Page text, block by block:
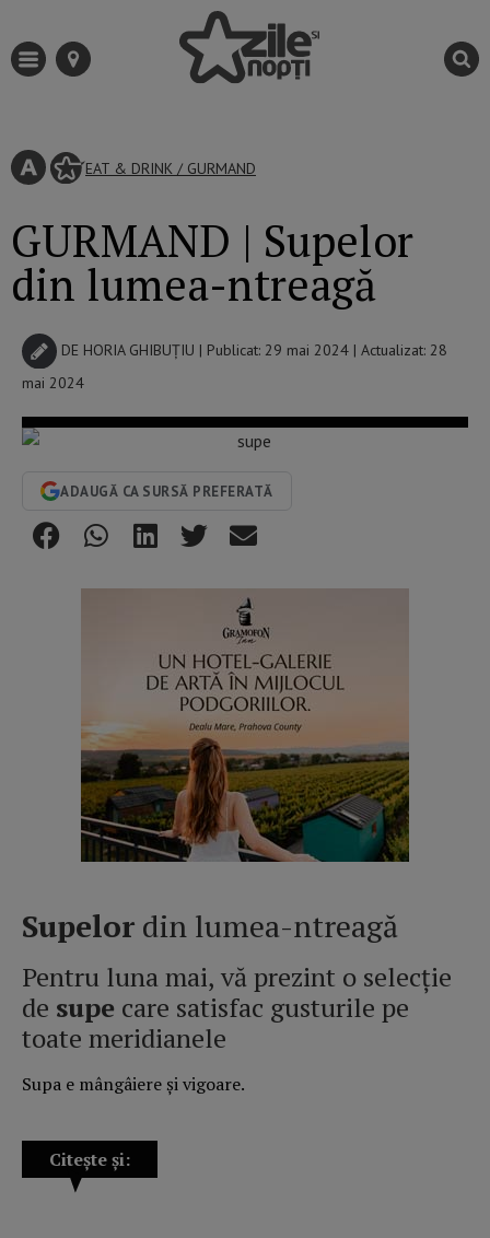
EAT & DRINK / GURMAND
GURMAND | Supelor
din lumea-ntreagă
DE HORIA GHIBUȚIU | Publicat: 29 mai 2024 | Actualizat: 28
mai 2024
ADAUGĂ CA SURSĂ PREFERATĂ
Supelor din lumea-ntreagă
Pentru luna mai, vă prezint o selecție
de supe care satisfac gusturile pe
toate meridianele
Supa e mângâiere și vigoare.
Citește și: